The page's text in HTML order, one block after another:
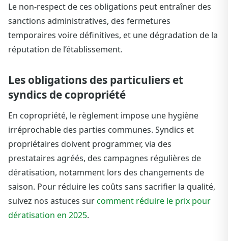
Le non-respect de ces obligations peut entraîner des
sanctions administratives, des fermetures
temporaires voire définitives, et une dégradation de la
réputation de l’établissement.
Les obligations des particuliers et
syndics de copropriété
En copropriété, le règlement impose une hygiène
irréprochable des parties communes. Syndics et
propriétaires doivent programmer, via des
prestataires agréés, des campagnes régulières de
dératisation, notamment lors des changements de
saison. Pour réduire les coûts sans sacrifier la qualité,
suivez nos astuces surcomment réduire le prix pour
dératisation en 2025.